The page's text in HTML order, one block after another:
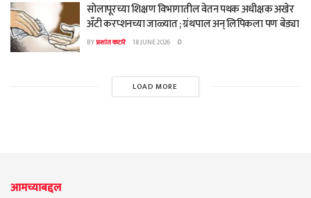
सोलापूरच्या शिक्षण विभागातील वेतन पथक अधीक्षक अखेर
अँटी करप्शनच्या जाळ्यात ; ग्रंथपाल अन् लिपिकला पण बेड्या
BYप्रशांत कटारे 18 JUNE 2026 0
LOAD MORE
आमच्याबद्दल